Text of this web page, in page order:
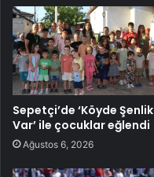
Sepetçi’de ‘Köyde Şenlik
Var’ ile çocuklar eğlendi
Ağustos 6, 2026